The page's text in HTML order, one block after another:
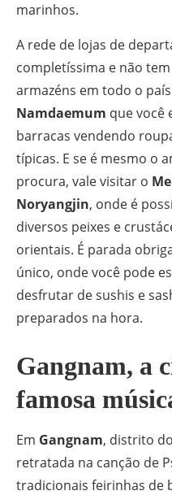
marinhos.
A rede de lojas de
completíssima e não
armazéns em todo o
Namdaemum que você
barracas vendendo
típicas. E se é mesmo o
procura, vale visitar o
Noryangjin, onde é
diversos peixes e
orientais. É parada
único, onde você pode
desfrutar de sushis e
preparados na hora.
Gangnam, a
famosa
Em Gangnam, distrito
retratada na canção de
tradicionais feirinhas de